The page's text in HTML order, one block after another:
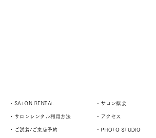
・SALON RENTAL
・サロンレンタル利用方法
・ご試着/ご来店予約
・サロン概要
・アクセス
・PHOTO STUDIO